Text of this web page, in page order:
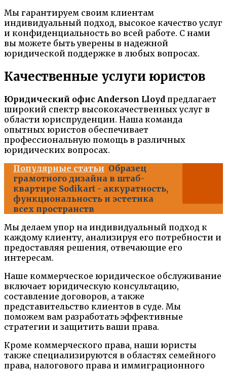
Мы гарантируем своим клиентам
индивидуальный подход, высокое качество услуг
и конфиденциальность во всей работе. С нами
вы можете быть уверены в надежной
юридической поддержке в любых вопросах.
Качественные услуги юристов
Юридический офис Anderson Lloyd предлагает
широкий спектр высококачественных услуг в
области юриспруденции. Наша команда
опытных юристов обеспечивает
профессиональную помощь в различных
юридических вопросах.
Популярные статьи Образец
грамотного дизайна в штаб-
квартире Sodikart - аккуратность,
функциональность и эстетика
всех пространств
Мы делаем упор на индивидуальный подход к
каждому клиенту, анализируя его потребности и
предоставляя решения, отвечающие его
интересам.
Наше коммерческое юридическое обслуживание
включает юридическую консультацию,
составление договоров, а также
представительство клиентов в суде. Мы
поможем вам разработать эффективные
стратегии и защитить ваши права.
Кроме коммерческого права, наши юристы
также специализируются в областях семейного
права, налогового права и иммиграционного